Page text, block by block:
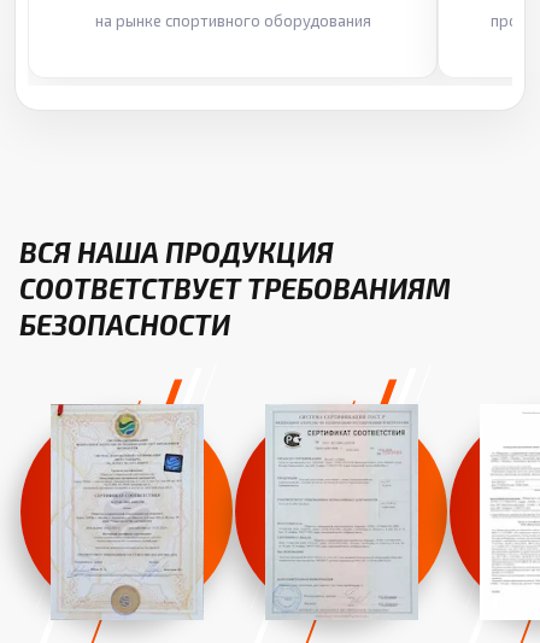
на рынке спортивного оборудования
ВСЯ НАША ПРОДУКЦИЯ
СООТВЕТСТВУЕТ ТРЕБОВАНИЯМ
БЕЗОПАСНОСТИ